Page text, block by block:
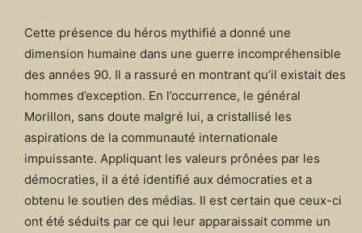
Cette présence du héros mythifié a donné une
dimension humaine dans une guerre incompréhensible
des années 90. Il a rassuré en montrant qu’il existait des
hommes d’exception. En l’occurrence, le général
Morillon, sans doute malgré lui, a cristallisé les
aspirations de la communauté internationale
impuissante. Appliquant les valeurs prônées par les
démocraties, il a été identifié aux démocraties et a
obtenu le soutien des médias. Il est certain que ceux-ci
ont été séduits par ce qui leur apparaissait comme un